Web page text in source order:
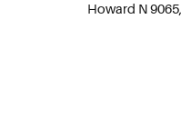
Howard N